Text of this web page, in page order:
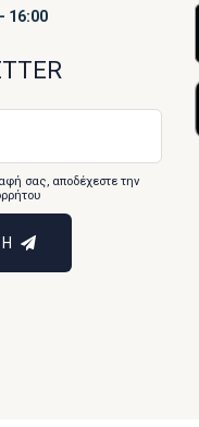
16:00
σας, αποδέχεστε την